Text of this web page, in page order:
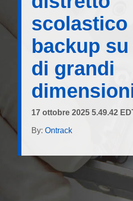
scolastico
backup
di grandi
17 ottobre 2025 5.49.42
By: Ontrack